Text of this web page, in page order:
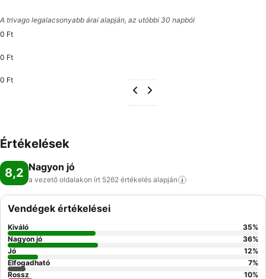
A trivago legalacsonyabb árai alapján, az utóbbi 30 napból
0 Ft
0 Ft
0 Ft
Értékelések
8,2 Nagyon jó
a vezető oldalakon írt 5262 értékelés alapján
Vendégek értékelései
Kiváló 35%
Nagyon jó
36%
Jó
12%
Elfogadható
7%
Rossz
10%